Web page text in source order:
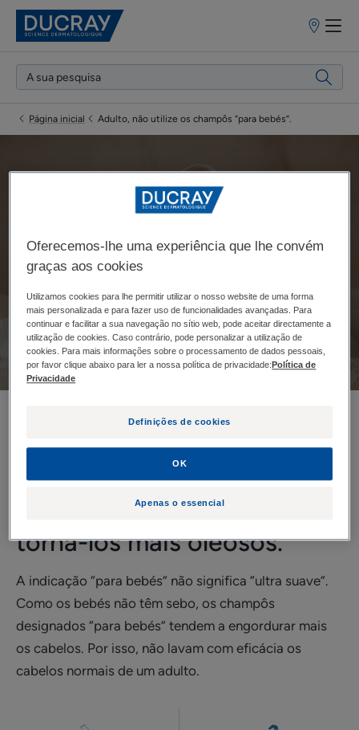
Pontos
venda
Página inicial Adulto, não utilize os champôs “para bebés”.
Adulto, não utilize os
champôs “para bebés”.
Atualizado em15/01/24, aprovado poros nossos especialistas
médicos da DUCRAY.
Os champôs “para bebés”
não lavam eficazmente os
cabelos de um adulto,
acabando mesmo por
torná-los mais oleosos.
A indicação “para bebés” não significa “ultra suave”.
Como os bebés não têm sebo, os champôs
designados “para bebés” tendem a engordurar mais
os cabelos. Por isso, não lavam com eficácia os
cabelos normais de um adulto.
Oferecemos-lhe uma experiência que lhe convém
graças aos cookies
Utilizamos cookies para lhe permitir utilizar o nosso website de uma forma
mais personalizada e para fazer uso de funcionalidades avançadas. Para
continuar e facilitar a sua navegação no sítio web, pode aceitar directamente a
utilização de cookies. Caso contrário, pode personalizar a utilização de
cookies. Para mais informações sobre o processamento de dados pessoais,
por favor clique abaixo para ler a nossa política de privacidade:Política de
Privacidade
Definições de cookies
Apenas o essencial
OK